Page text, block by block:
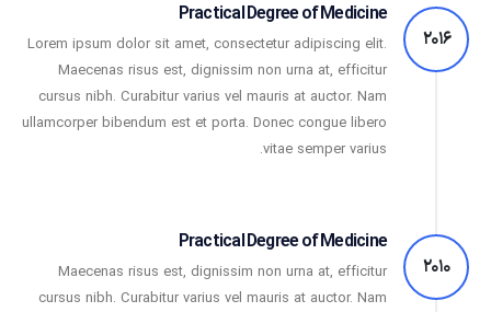
2016
Practical Degree of Medicine
Lorem ipsum dolor sit amet, consectetur adipiscing elit.
Maecenas risus est, dignissim non urna at, efficitur
cursus nibh. Curabitur varius vel mauris at auctor. Nam
ullamcorper bibendum est et porta. Donec congue libero
vitae semper varius.
2010
Practical Degree of Medicine
Maecenas risus est, dignissim non urna at, efficitur
cursus nibh. Curabitur varius vel mauris at auctor. Nam